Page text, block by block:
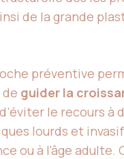
de la grande
préventive
guider la
le recours
lourds et
ou à l’âge